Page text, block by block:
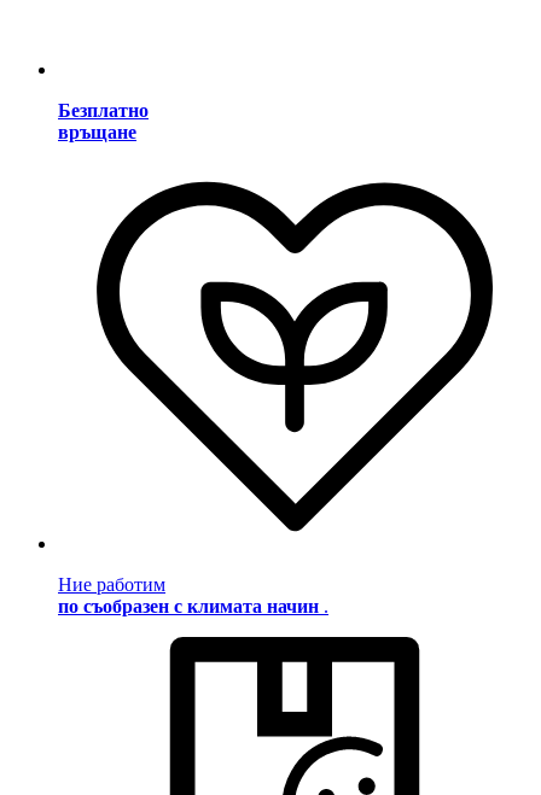
Безплатно
връщане
Ние работим
по съобразен с климата начин .